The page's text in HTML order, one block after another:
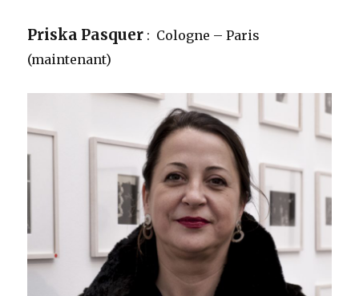
Priska Pasquer : Cologne – Paris
(maintenant)